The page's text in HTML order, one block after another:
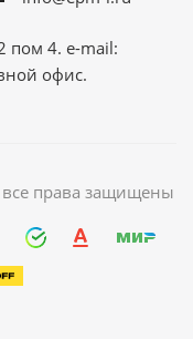
пом 4. e-mail:
офис.
права защищены